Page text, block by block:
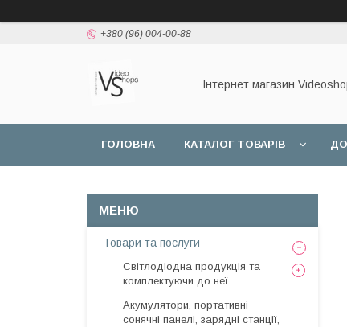
+380 (96) 004-00-88
Інтернет магазин
ГОЛОВНА КАТАЛОГ ТОВАРІВ
Товари та послуги
Світлодіодна продукція та
комплектуючи до неї
Акумулятори, портативні
сонячні панелі, зарядні станції,